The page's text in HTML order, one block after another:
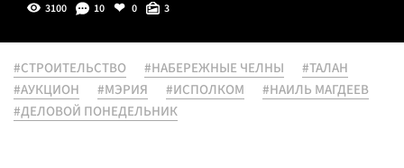
3100 10 0 3
#СТРОИТЕЛЬСТВО #НАБЕРЕЖНЫЕ ЧЕЛНЫ
#ТАЛАН
#АУКЦИОН
#МЭРИЯ #ИСПОЛКОМ
#НАИЛЬ МАГДЕЕВ
#ДЕЛОВОЙ ПОНЕДЕЛЬНИК